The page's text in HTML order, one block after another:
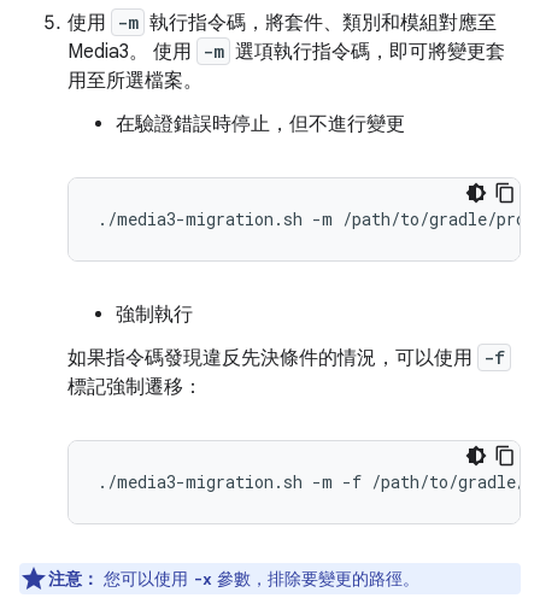
使用 -m 執行指令碼，將套件、類別和模組對應至
Media3。 使用
-m 選項執行指令碼，即可將變更套
用至所選檔案。
在驗證錯誤時停止，但不進行變更
./media3-migration.sh -m
強制執行
如果指令碼發現違反先決條件的情況，可以使用
-f
標記強制遷移：
./media3-migration.sh -m -f
注意： 您可以使用 -x 參數，排除要變更的路徑。